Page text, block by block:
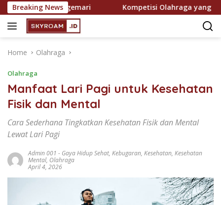
Skip
to
content
Breaking News
Digemari Kompetisi Olahraga yang Paling
Home Olahraga
Olahraga
Manfaat Lari Pagi untuk Kesehatan
Fisik dan Mental
Cara Sederhana Tingkatkan Kesehatan Fisik dan Mental
Lewat Lari Pagi
Admin 001 - Gaya Hidup Sehat, Kebugaran, Kesehatan, Kesehatan
Mental, Olahraga
April 4, 2026